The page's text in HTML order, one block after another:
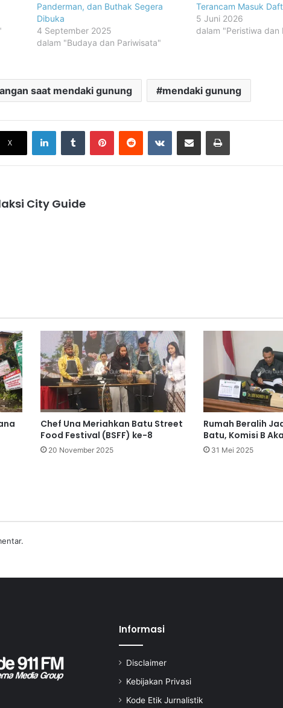
Panderman, dan Buthak Segera
Dibuka
4 September 2025
dalam "Budaya dan Pariwisata"
Terancam Masuk
5 Juni 2026
dalam "Peristiwa dan
saat mendaki gunung mendaki gunung
X
LinkedInTumblr PinterestReddit VKontakteShare via Email Print
City Guide
Chef Una Meriahkan Batu Street
Food Festival (BSFF) ke-8
20 November 2025
Rumah Beralih
Batu, Komisi B
31 Mei 2025
Informasi
Disclaimer
Kebijakan Privasi
Kode Etik Jurnalistik